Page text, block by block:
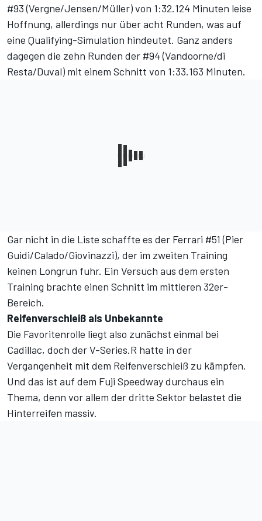
#93 (Vergne/Jensen/Müller) von 1:32.124 Minuten leise
Hoffnung, allerdings nur über acht Runden, was auf
eine Qualifying-Simulation hindeutet. Ganz anders
dagegen die zehn Runden der #94 (Vandoorne/di
Resta/Duval) mit einem Schnitt von 1:33.163 Minuten.
Gar nicht in die Liste schaffte es der Ferrari #51 (Pier
Guidi/Calado/Giovinazzi), der im zweiten Training
keinen Longrun fuhr. Ein Versuch aus dem ersten
Training brachte einen Schnitt im mittleren 32er-
Bereich.
Reifenverschleiß als Unbekannte
Die Favoritenrolle liegt also zunächst einmal bei
Cadillac, doch der V-Series.R hatte in der
Vergangenheit mit dem Reifenverschleiß zu kämpfen.
Und das ist auf dem Fuji Speedway durchaus ein
Thema, denn vor allem der dritte Sektor belastet die
Hinterreifen massiv.